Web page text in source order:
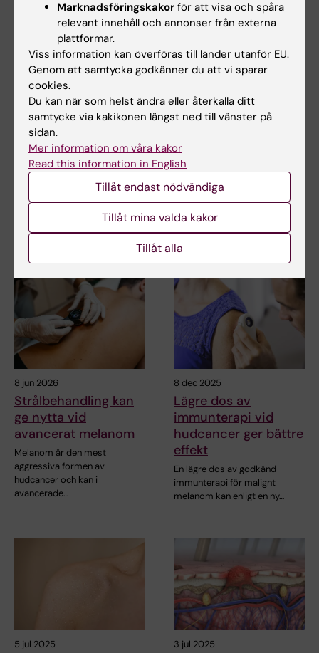
1 jul 2026
KI‑forskare tilldelas
internationellt
stipendium för
melanomforskning
Matthew Hunt vid Karolinska
Institutet är en av mottagarna
av IBSA…
8 jun 2026
prognos vid melanom
Varje år diagnostiseras över
6 000 svenskar med
melanom. Melanom är en…
8 jun 2026
Strålbehandling kan
ge nytta vid
avancerat melanom
Melanom är den mest
aggressiva formen av
hudcancer och kan i
avancerade…
8 dec 2025
Lägre dos av
immunterapi vid
hudcancer ger bättre
effekt
En lägre dos av godkänd
immunterapi för malignt
melanom kan enligt en ny…
5 jul 2025 3 jul 2025
Marknadsföringskakor för att visa och spåra
relevant innehåll och annonser från externa
plattformar.
Viss information kan överföras till länder utanför EU.
Genom att samtycka godkänner du att vi sparar
cookies.
Du kan när som helst ändra eller återkalla ditt
samtycke via kakikonen längst ned till vänster på
sidan.
Mer information om våra kakor
Read this information in English
Tillåt endast nödvändiga
Tillåt mina valda kakor
Tillåt alla